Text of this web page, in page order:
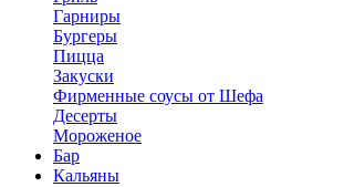
Гарниры
Бургеры
Пицца
Закуски
Фирменные соусы от Шефа
Десерты
Мороженое
Бар
Кальяны